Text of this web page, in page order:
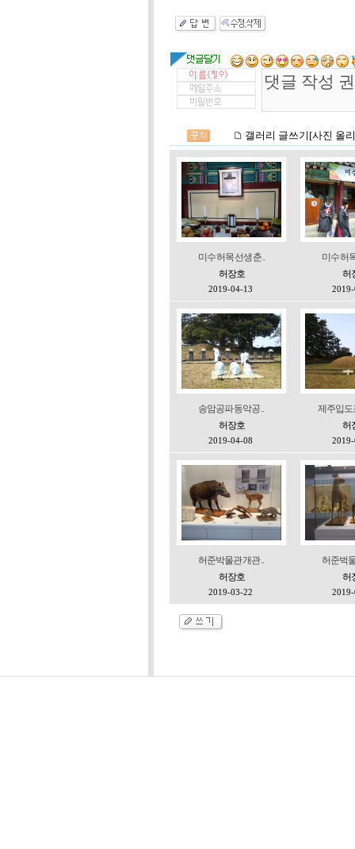
미수 허목 선생 춘..
허장호
2019-04-13
미수 허
허
송암공파 동악공 ..
허장호
2019-04-08
제주입도
허
허준박물관 개관 ..
허장호
2019-03-22
허준벅
허